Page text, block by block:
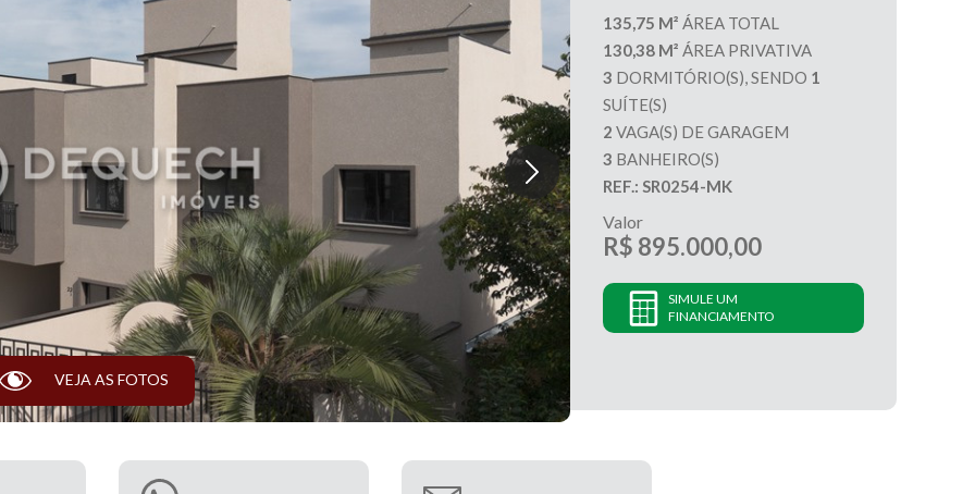
VEJA AS FOTOS
135,75 M² ÁREA TOTAL
130,38 M² ÁREA PRIVATIVA
3 DORMITÓRIO(S), SENDO 1
SUÍTE(S)
2 VAGA(S) DE GARAGEM
3 BANHEIRO(S)
REF.: SR0254-MK
Valor
R$ 895.000,00
SIMULE UM
FINANCIAMENTO